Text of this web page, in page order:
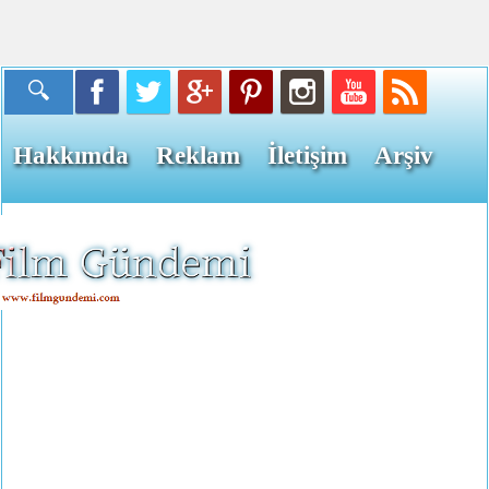
Hakkımda Reklam İletişim Arşiv